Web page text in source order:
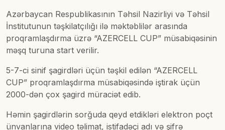
Azərbaycan Respublikasının Təhsil Nazirliyi və Təhsil
İnstitutunun təşkilatçılığı ilə məktəblilər arasında
proqramlaşdırma üzrə “AZERCELL CUP” müsabiqəsinin
məşq turuna start verilir.
5-7-ci sinif şagirdləri üçün təşkil edilən “AZERCELL
CUP” proqramlaşdırma müsabiqəsində iştirak üçün
2000-dən çox şagird müraciət edib.
Həmin şagirdlərin sorğuda qeyd etdikləri elektron poçt
ünvanlarına video təlimat, istifadəçi adı və şifrə